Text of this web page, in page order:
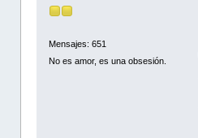
Mensajes: 651
No es amor, es una obsesión.